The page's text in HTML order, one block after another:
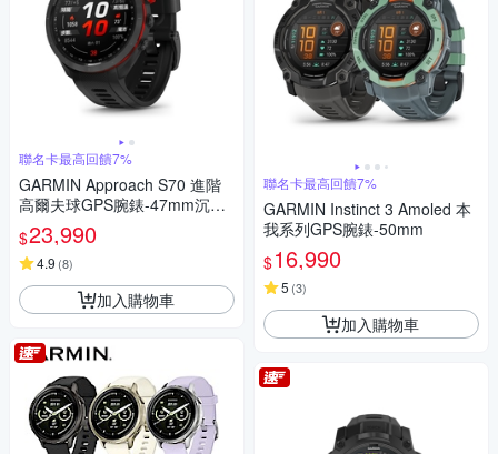
聯名卡最高回饋7%
GARMIN Approach S70 進階
高爾夫球GPS腕錶-47mm沉穩
黑
$23,990
4.9 (8)
加入購物車
聯名卡最高回饋7%
GARMIN Instinct 3 Amoled 本
我系列GPS腕錶-50mm
$16,990
5 (3)
加入購物車